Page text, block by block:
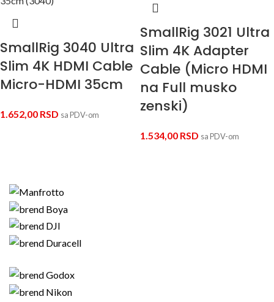
SmallRig 3040 Ultra
Slim 4K HDMI Cable
Micro-HDMI 35cm
1.652,00 RSD sa PDV-om
SmallRig 3021 Ultra
Slim 4K Adapter
Cable (Micro HDMI
na Full musko
zenski)
1.534,00 RSD sa PDV-om